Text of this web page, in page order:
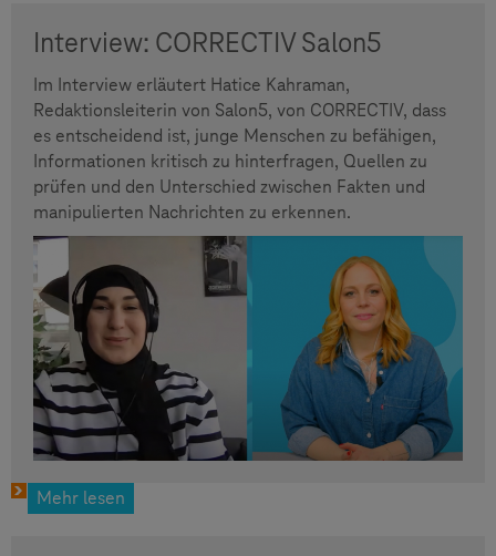
Interview: CORRECTIV Salon5
Im Interview erläutert Hatice Kahraman,
Redaktionsleiterin von Salon5, von CORRECTIV, dass
es entscheidend ist, junge Menschen zu befähigen,
Informationen kritisch zu hinterfragen, Quellen zu
prüfen und den Unterschied zwischen Fakten und
manipulierten Nachrichten zu erkennen.
Mehr lesen